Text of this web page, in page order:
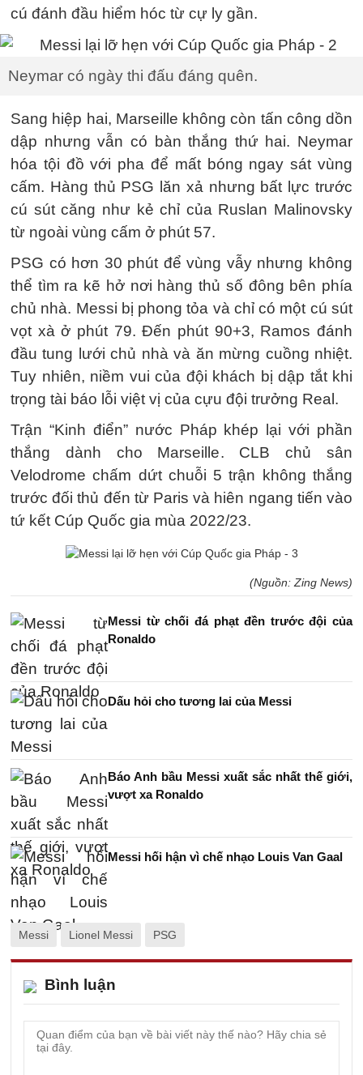
cú đánh đầu hiểm hóc từ cự ly gần.
Neymar có ngày thi đấu đáng quên.
Sang hiệp hai, Marseille không còn tấn công dồn
dập nhưng vẫn có bàn thắng thứ hai. Neymar
hóa tội đồ với pha để mất bóng ngay sát vùng
cấm. Hàng thủ PSG lăn xả nhưng bất lực trước
cú sút căng như kẻ chỉ của Ruslan Malinovsky
từ ngoài vùng cấm ở phút 57.
PSG có hơn 30 phút để vùng vẫy nhưng không
thể tìm ra kẽ hở nơi hàng thủ số đông bên phía
chủ nhà. Messi bị phong tỏa và chỉ có một cú sút
vọt xà ở phút 79. Đến phút 90+3, Ramos đánh
đầu tung lưới chủ nhà và ăn mừng cuồng nhiệt.
Tuy nhiên, niềm vui của đội khách bị dập tắt khi
trọng tài báo lỗi việt vị của cựu đội trưởng Real.
Trận “Kinh điển” nước Pháp khép lại với phần
thắng dành cho Marseille. CLB chủ sân
Velodrome chấm dứt chuỗi 5 trận không thắng
trước đối thủ đến từ Paris và hiên ngang tiến vào
tứ kết Cúp Quốc gia mùa 2022/23.
(Nguồn: Zing News)
Messi từ chối đá phạt đền trước đội của
Ronaldo
Dấu hỏi cho tương lai của Messi
Báo Anh bầu Messi xuất sắc nhất thế giới,
vượt xa Ronaldo
Messi hối hận vì chế nhạo Louis Van Gaal
Messi Lionel Messi PSG
Bình luận